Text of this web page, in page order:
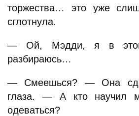
торжества… это уже
сглотнула.
— Ой, Мэдди, я в
разбираюсь…
— Смеешься? — Она
глаза. — А кто научил
одеваться?